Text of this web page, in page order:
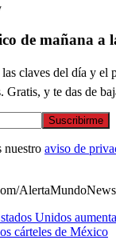
de mañana a
claves del día y
Gratis, y te das de
Suscribirme
nuestro aviso de
Unidos
cárteles de México